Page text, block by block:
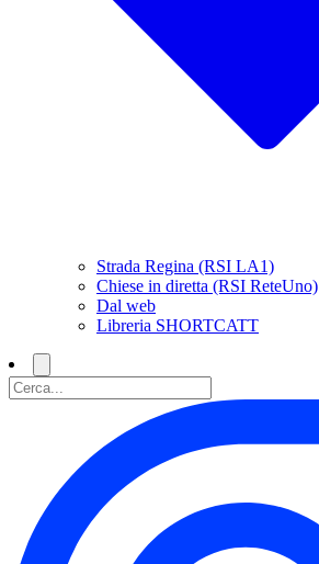
Strada Regina (RSI LA1)
Chiese in diretta (RSI ReteUno)
Dal web
Libreria SHORTCATT